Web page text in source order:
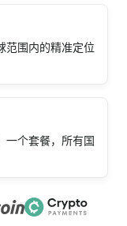
围内的精准定位
一个套餐，所有国